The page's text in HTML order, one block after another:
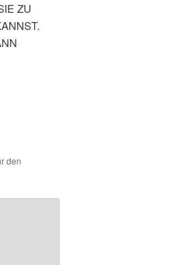
ZU
den